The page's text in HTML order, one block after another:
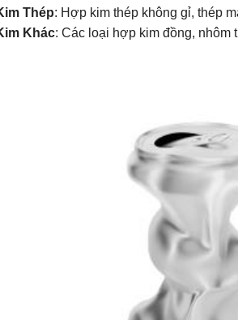
Thép: Hợp kim thép không gỉ, thép
Khác: Các loại hợp kim đồng, nhôm